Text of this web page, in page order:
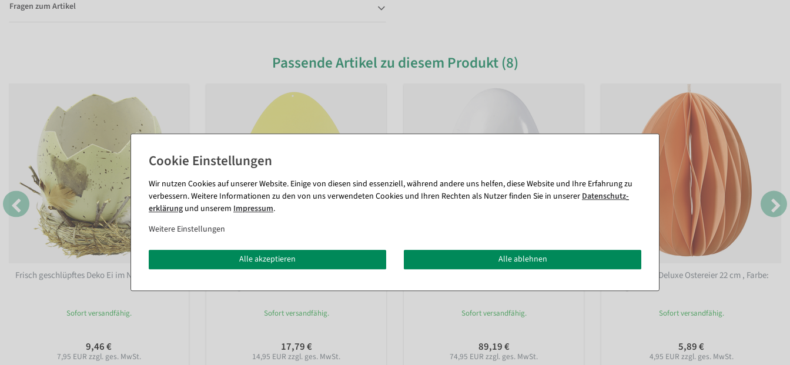
Fragen zum Artikel
Passende Artikel zu diesem Produkt (8)
Frisch geschlüpftes Deko Ei im Nest 10 cm
Sofort versandfähig.
9,46 €
7,95 EUR zzgl. ges. MwSt.
Sofort versandfähig.
17,79 €
14,95 EUR zzgl. ges. MwSt.
Sofort versandfähig.
89,19 €
74,95 EUR zzgl. ges. MwSt.
Wabenpapier Deluxe Ostereier 22 cm, Farbe:
Sofort versandfähig.
5,89 €
4,95 EUR zzgl. ges. MwSt.
Wir nutzen Cookies auf unserer Website. Einige von diesen sind essenziell, während andere uns helfen, diese Website und Ihre Erfahrung zu
verbessern. Weitere Informationen zu den von uns verwendeten Cookies und Ihren Rechten als Nutzer finden Sie in unserer Daten­schutz­
erklärung und unserem Impressum.
Weitere Einstellungen
Alle akzeptieren Alle ablehnen